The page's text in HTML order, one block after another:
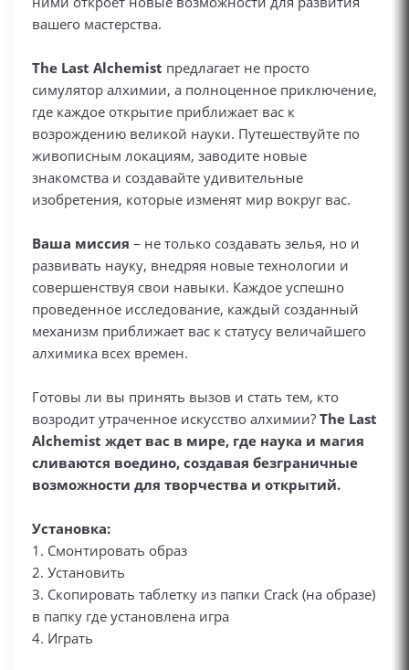
вашего мастерства.
The Last Alchemist предлагает не просто
симулятор алхимии, а полноценное приключение,
где каждое открытие приближает вас к
возрождению великой науки. Путешествуйте по
живописным локациям, заводите новые
знакомства и создавайте удивительные
изобретения, которые изменят мир вокруг вас.
Ваша миссия – не только создавать зелья, но и
развивать науку, внедряя новые технологии и
совершенствуя свои навыки. Каждое успешно
проведенное исследование, каждый созданный
механизм приближает вас к статусу величайшего
алхимика всех времен.
Готовы ли вы принять вызов и стать тем, кто
возродит утраченное искусство алхимии? The Last
Alchemist ждет вас в мире, где наука и магия
сливаются воедино, создавая безграничные
возможности для творчества и открытий.
Установка:
1. Смонтировать образ
2. Установить
3. Скопировать таблетку из папки Crack (на образе)
в папку где установлена игра
4. Играть